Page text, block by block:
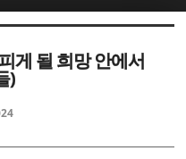
게 될 희망 안에서
)치북5
치북5